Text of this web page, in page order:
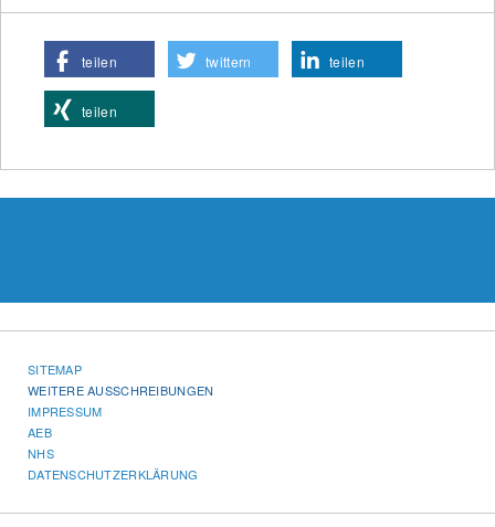
teilen twittern teilen
teilen
SITEMAP
WEITERE AUSSCHREIBUNGEN
IMPRESSUM
AEB
NHS
DATENSCHUTZERKLÄRUNG